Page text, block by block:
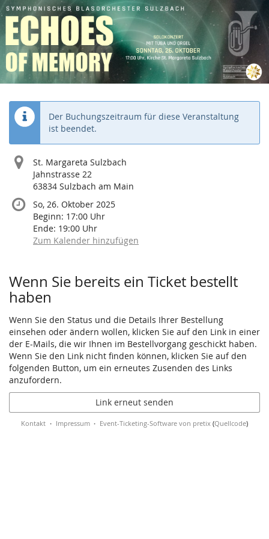
Zum
Haupt-
Inhalt
springen
Echoes
of
Memory
So,
Oktober
2025
Der Buchungszeitraum für diese Veranstaltung
ist beendet.
St. Margareta Sulzbach
Jahnstrasse 22
63834 Sulzbach am Main
So, 26. Oktober 2025
Beginn: 17:00 Uhr
Ende: 19:00 Uhr
Zum Kalender hinzufügen
Wenn Sie bereits ein Ticket bestellt
haben
Wenn Sie den Status und die Details Ihrer Bestellung
einsehen oder ändern wollen, klicken Sie auf den Link in einer
der E-Mails, die wir Ihnen im Bestellvorgang geschickt haben.
Wenn Sie den Link nicht finden können, klicken Sie auf den
folgenden Button, um ein erneutes Zusenden des Links
anzufordern.
Link erneut senden
Kontakt Impressum Event-Ticketing-Software von pretix (Quellcode)